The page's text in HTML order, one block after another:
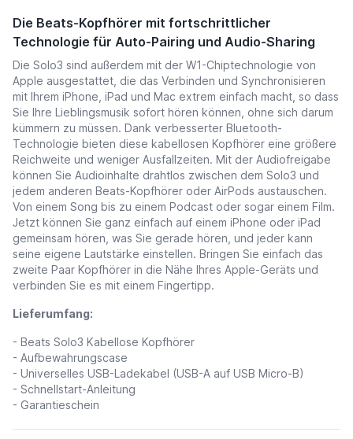
Die Beats-Kopfhörer mit fortschrittlicher
Technologie für Auto-Pairing und Audio-Sharing
Die Solo3 sind außerdem mit der W1-Chiptechnologie von
Apple ausgestattet, die das Verbinden und Synchronisieren
mit Ihrem iPhone, iPad und Mac extrem einfach macht, so dass
Sie Ihre Lieblingsmusik sofort hören können, ohne sich darum
kümmern zu müssen. Dank verbesserter Bluetooth-
Technologie bieten diese kabellosen Kopfhörer eine größere
Reichweite und weniger Ausfallzeiten. Mit der Audiofreigabe
können Sie Audioinhalte drahtlos zwischen dem Solo3 und
jedem anderen Beats-Kopfhörer oder AirPods austauschen.
Von einem Song bis zu einem Podcast oder sogar einem Film.
Jetzt können Sie ganz einfach auf einem iPhone oder iPad
gemeinsam hören, was Sie gerade hören, und jeder kann
seine eigene Lautstärke einstellen. Bringen Sie einfach das
zweite Paar Kopfhörer in die Nähe Ihres Apple-Geräts und
verbinden Sie es mit einem Fingertipp.
Lieferumfang:
- Beats Solo3 Kabellose Kopfhörer
- Aufbewahrungscase
- Universelles USB-Ladekabel (USB-A auf USB Micro-B)
- Schnellstart-Anleitung
- Garantieschein